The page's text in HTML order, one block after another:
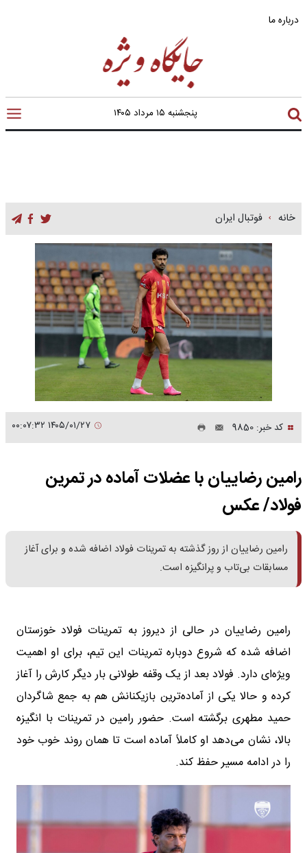
درباره ما
پنجشنبه ۱۵ مرداد ۱۴۰۵
خانه فوتبال ایران
کد خبر: 9850
رامین رضاییان با عضلات آماده در تمرین
فولاد/ عکس
رامین رضاییان از روز گذشته به تمرینات فولاد اضافه شده و برای آغاز
مسابقات بی‌تاب و پرانگیزه است.
رامین رضاییان در حالی از دیروز به تمرینات فولاد خوزستان
اضافه شده که شروع دوباره تمرینات این تیم، برای او اهمیت
ویژه‌ای دارد. فولاد بعد از یک وقفه طولانی بار دیگر کارش را آغاز
کرده و حالا یکی از آماده‌ترین بازیکنانش هم به جمع شاگردان
حمید مطهری برگشته است. حضور رامین در تمرینات با انگیزه
بالا، نشان می‌دهد او کاملاً آماده است تا همان روند خوب خود
را در ادامه مسیر حفظ کند.